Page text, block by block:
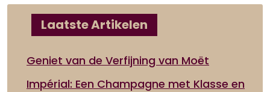
Laatste Artikelen
Geniet van de Verfijning van Moët
Impérial: Een Champagne met Klasse en